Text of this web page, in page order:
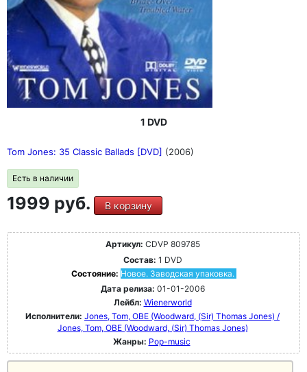
1 DVD
Tom Jones: 35 Classic Ballads [DVD] (2006)
Есть в наличии
1999 руб. В корзину
Артикул: CDVP 809785
Состав: 1 DVD
Состояние: Новое. Заводская упаковка.
Дата релиза: 01-01-2006
Лейбл: Wienerworld
Исполнители: Jones, Tom, OBE (Woodward, (Sir) Thomas Jones) /
Jones, Tom, OBE (Woodward, (Sir) Thomas Jones)
Жанры: Pop-music